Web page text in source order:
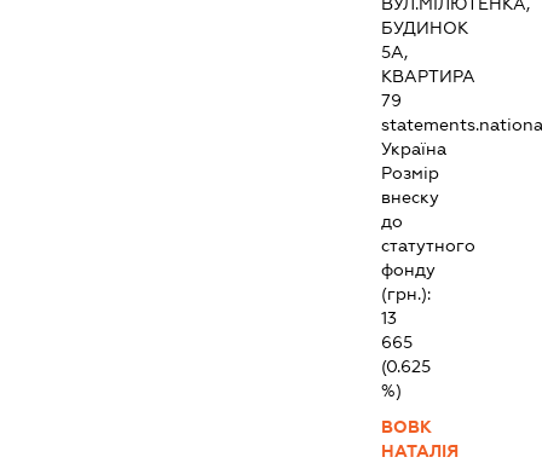
БУДИНОК
5А,
КВАРТИРА
79
Україна
Розмір
внеску
до
статутного
фонду
(грн.):
13
665
(0.625
%)
ВОВК
НАТАЛІЯ